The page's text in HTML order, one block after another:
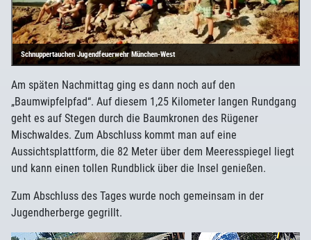
Schnuppertauchen Jugendfeuerwehr München-West
Am späten Nachmittag ging es dann noch auf den
„Baumwipfelpfad“. Auf diesem 1,25 Kilometer langen Rundgang
geht es auf Stegen durch die Baumkronen des Rügener
Mischwaldes. Zum Abschluss kommt man auf eine
Aussichtsplattform, die 82 Meter über dem Meeresspiegel liegt
und kann einen tollen Rundblick über die Insel genießen.
Zum Abschluss des Tages wurde noch gemeinsam in der
Jugendherberge gegrillt.